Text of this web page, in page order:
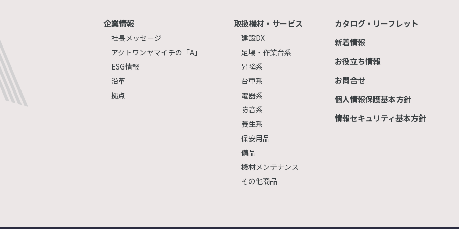
企業情報
社長メッセージ
アクトワンヤマイチの「A」
ESG情報
沿革
拠点
取扱機材・サービス
建設DX
足場・作業台系
昇降系
台車系
電器系
防音系
養生系
保安用品
備品
機材メンテナンス
その他商品
カタログ・リーフレット
新着情報
お役立ち情報
お問合せ
個人情報保護基本方針
情報セキュリティ基本方針